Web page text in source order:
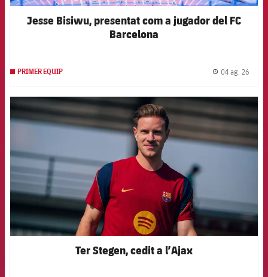
Jesse Bisiwu, presentat com a jugador del FC
Barcelona
PRIMER EQUIP 04 ag. 26
FCB Barcelona badge
Ter Stegen, cedit a l’Ajax